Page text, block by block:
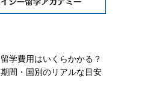
留学費用はいくらかかる？
期間・国別のリアルな目安